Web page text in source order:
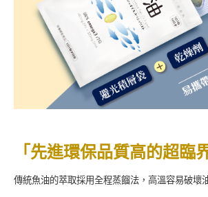
「先進環保品質高的超臨
傳統魚油的萃取採用全程蒸餾法，高溫容易破壞